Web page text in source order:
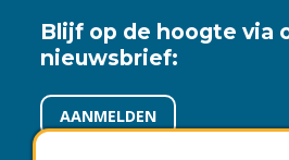
Blijf op de hoogte via
nieuwsbrief:
AANMELDEN